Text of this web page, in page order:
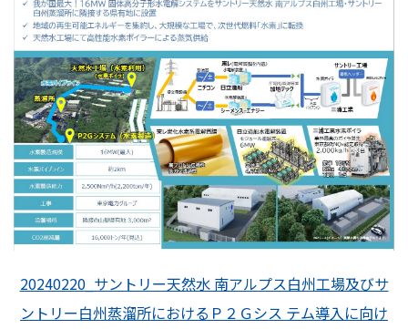
20240220_サントリー天然水 南アルプス白州工場及びサ
ントリー白州蒸溜所におけるＰ２Ｇシス テム導入に向け